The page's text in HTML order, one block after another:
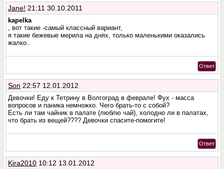
Jane! 21:11 30.10.2011
kapelka
, вот такие -самый классный вариант,
я такие бежевые мерила на днях, только маленькими оказались
жалко..
Ответ
Son 22:57 12.01.2012
Девочки! Еду к Тетрину в Волгоград в феврале! Фух - масса
вопросов и паника немножко. Чего брать-то с собой?
Есть ли там чайник в палате (люблю чай), холодно ли в палатах,
что брать из вещей???? Девочки спасите-помогите!
Ответ
Kira2010 10:12 13.01.2012